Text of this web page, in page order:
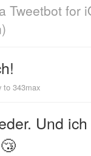
Tweetbot for
)
to 343max
Und